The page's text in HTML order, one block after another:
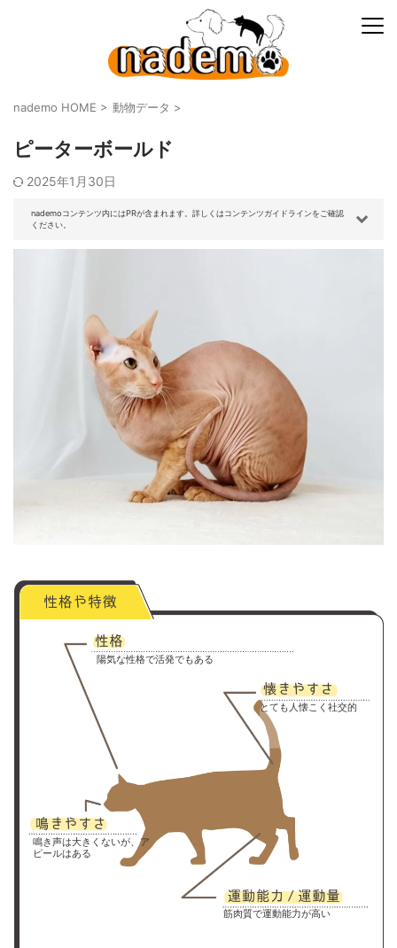
nademo HOME > 動物データ >
ピーターボールド
2025年1月30日
nademoコンテンツ内にはPRが含まれます。詳しくはコンテンツガイドラインをご確認
ください。
陽気な性格で活発でもある
とても人懐こく社交的
鳴き声は大きくないが、ア
ピールはある
筋肉質で運動能力が高い